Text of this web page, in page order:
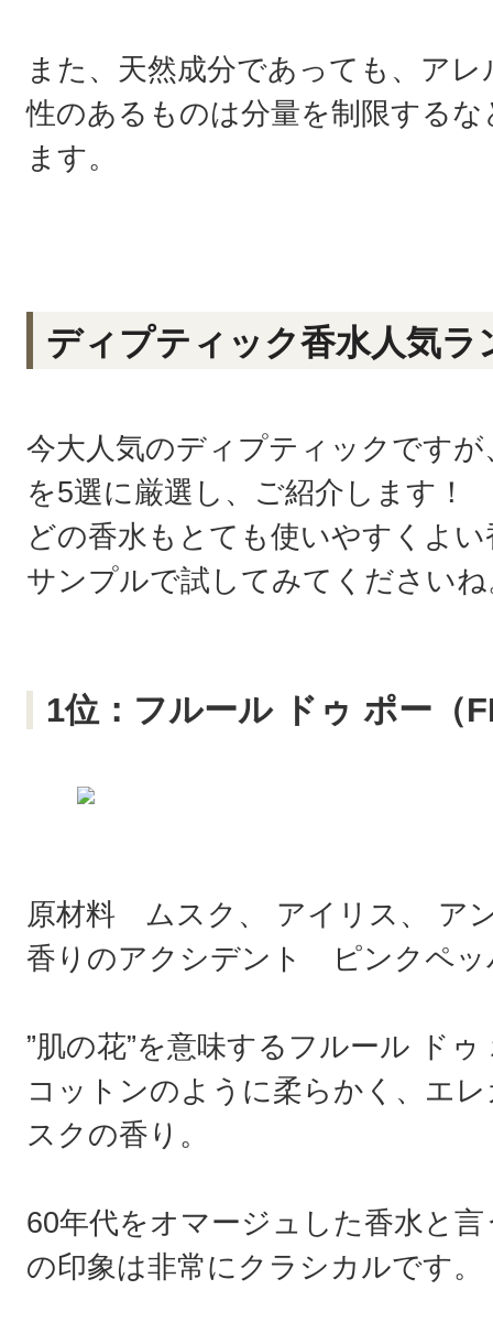
また、天然成分であっても、ア
性のあるものは分量を制限する
ます。
ディプティック香水人気ラ
今大人気のディプティックです
を5選に厳選し、ご紹介します！
どの香水もとても使いやすくよ
サンプルで試してみてください
1位：フルール ドゥ ポー（
原材料 ムスク、 アイリス、 ア
香りのアクシデント ピンクペッ
”肌の花”を意味するフルール ド
コットンのように柔らかく、エ
スクの香り。
60年代をオマージュした香水と
の印象は非常にクラシカルです。